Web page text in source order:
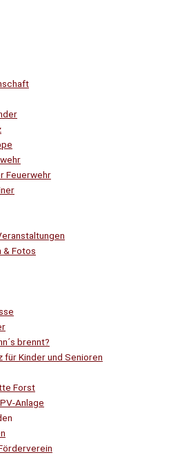
Feuerwehr
& Fotos
brennt?
für Kinder und Senioren
Forst
Anlage